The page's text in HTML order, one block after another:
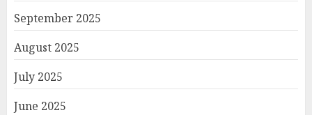
September 2025
August 2025
July 2025
June 2025